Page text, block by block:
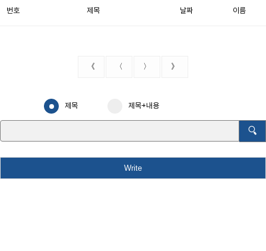
번호 제목 날짜 이름
《 〈 〉 》
제목 제목+내용
Write